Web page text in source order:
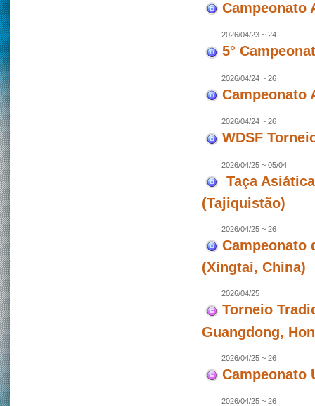
Campeonato
2026/04/23 ~ 24
5°
2026/04/24 ~ 26
Campeonato
2026/04/24 ~ 26
WDSF
2026/04/25 ~ 05/04
Taça
(Tajiquistão)
2026/04/25 ~ 26
Campeonato
(Xingtai, China)
2026/04/25
Torneio
Guangdong,
2026/04/25 ~ 26
Campeonato
2026/04/25 ~ 26